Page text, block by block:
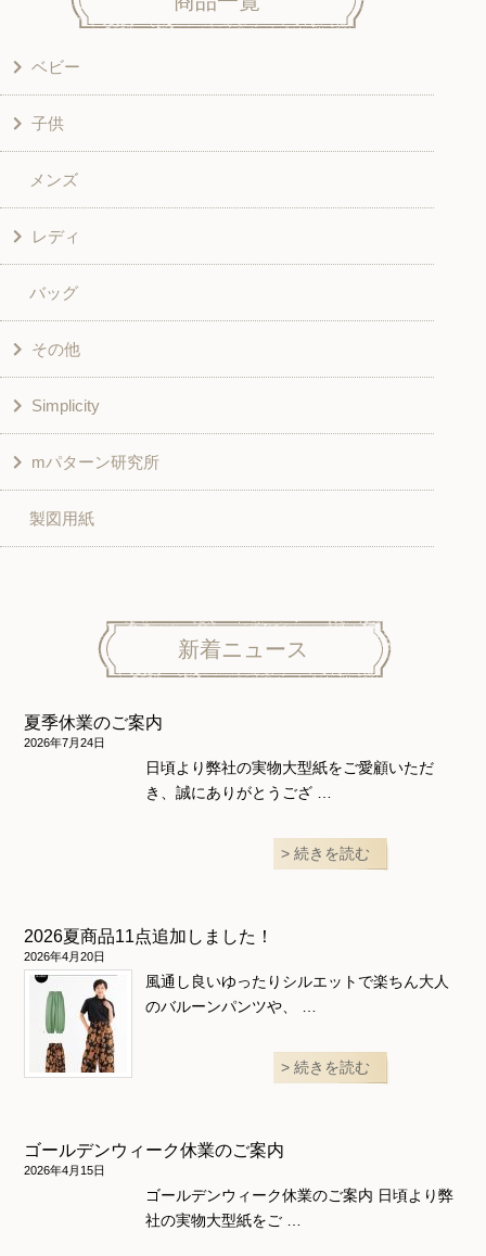
ベビー
洋服
和風衣類
グッズ
子供
ワンピース
シャツ・ブラウス
スカート・パンツ
和風衣類
入園入学グッズ
その他
メンズ
レディ
シャツ・ブラウス
チュニック
ワンピース
ベスト・ジャケット・コート
スカート
ニット地専用
和風衣類
バッグ
その他
学校家庭科教材用
その他
Simplicity
こども＆ベビー
ボトムス
ワンピース＆スーツ
ウェディング・コスチューム
mパターン研究所
子供服
ワンピース
スカート・パンツ
製図用紙
新着ニュース
夏季休業のご案内
2026年7月24日
日頃より弊社の実物大型紙をご愛顧いただ
き、誠にありがとうござ …
続きを読む
2026夏商品11点追加しました！
2026年4月20日
風通し良いゆったりシルエットで楽ちん大人
のバルーンパンツや、 …
続きを読む
ゴールデンウィーク休業のご案内
2026年4月15日
ゴールデンウィーク休業のご案内 日頃より弊
社の実物大型紙をご …